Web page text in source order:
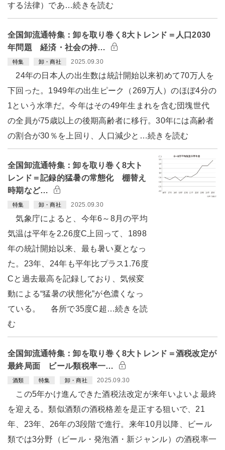
する法律）であ…続きを読む
全国卸流通特集：卸を取り巻く8大トレンド＝人口2030
年問題 経済・社会の持…
特集 卸・商社 2025.09.30
24年の日本人の出生数は統計開始以来初めて70万人を
下回った。1949年の出生ピーク（269万人）のほぼ4分の
1という水準だ。今年はその49年生まれを含む団塊世代
の全員が75歳以上の後期高齢者に移行。30年には高齢者
の割合が30％を上回り、人口減少と…続きを読む
全国卸流通特集：卸を取り巻く8大ト
レンド＝記録的猛暑の常態化 棚替え
時期など…
特集 卸・商社 2025.09.30
気象庁によると、今年6～8月の平均
気温は平年を2.26度C上回って、1898
年の統計開始以来、最も暑い夏となっ
た。23年、24年も平年比プラス1.76度
Cと過去最高を記録しており、気候変
動による“猛暑の状態化”が色濃くなっ
ている。 各所で35度C超…続きを読
む
全国卸流通特集：卸を取り巻く8大トレンド＝酒税改定が
最終局面 ビール類税率一…
酒類 特集 卸・商社 2025.09.30
この5年かけ進んできた酒税法改定が来年いよいよ最終
を迎える。類似酒類の酒税格差を是正する狙いで、21
年、23年、26年の3段階で進行。来年10月以降、ビール
類では3分野（ビール・発泡酒・新ジャンル）の酒税率一